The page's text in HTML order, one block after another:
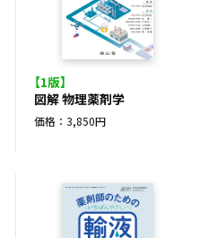
【1版】
図解 物理薬剤学
価格：3,850円